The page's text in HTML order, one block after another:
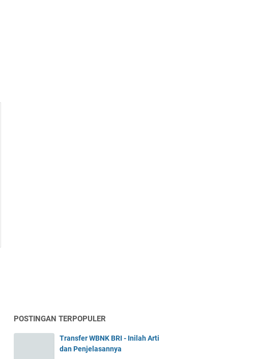
POSTINGAN TERPOPULER
Transfer WBNK BRI - Inilah Arti
dan Penjelasannya